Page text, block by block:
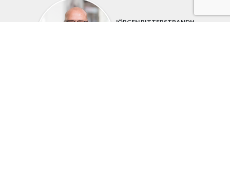
JÖRGEN RITTERSTRANDH